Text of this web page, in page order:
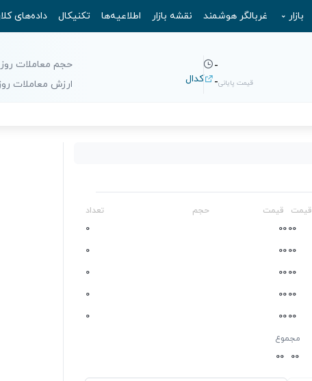
بازار غربالگر هوشمند نقشه بازار اطلاعیه‌ها تکنیکال داده‌های
-
قیمت پایانی- کدال
حجم معاملات روز
ارزش معاملات
قیمت قیمت حجم
تعداد
0
0
0
0
0
0
0
0
0
0
0
0
0
0
0
0
0
0
0
0
0
0
0
0
0
مجموع
0
0
0
0